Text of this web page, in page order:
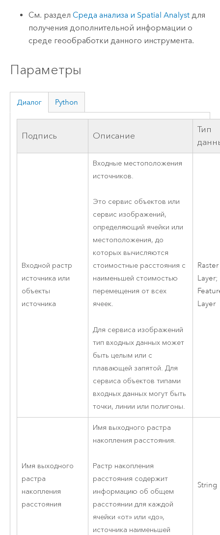
См. разделСреда анализа и Spatial Analyst для
получения дополнительной информации о
среде геообработки данного инструмента.
Параметры
Диалог Python
Подпись Описание
Тип
Входной растр
источника или
объекты
источника
Входные местоположения
источников.
Это сервис объектов или
сервис изображений,
определяющий ячейки или
местоположения, до
которых вычисляются
стоимостные расстояния с
наименьшей стоимостью
перемещения от всех
ячеек.
Для сервиса изображений
тип входных данных может
быть целым или с
плавающей запятой. Для
сервиса объектов типами
входных данных могут быть
точки, линии или полигоны.
Raster
Layer;
Layer
Имя выходного
растра
накопления
расстояния
Имя выходного растра
накопления расстояния.
Растр накопления
расстояния содержит
информацию об общем
расстоянии для каждой
ячейки «от» или «до»,
источника наименьшей
String